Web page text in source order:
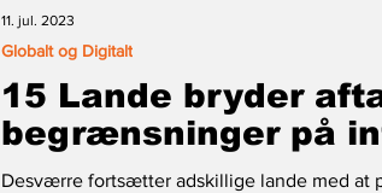
15 Lande bryder
begrænsninger på
Desværre fortsætter adskillige lande med at
Globalt og Digitalt
11. jul. 2023